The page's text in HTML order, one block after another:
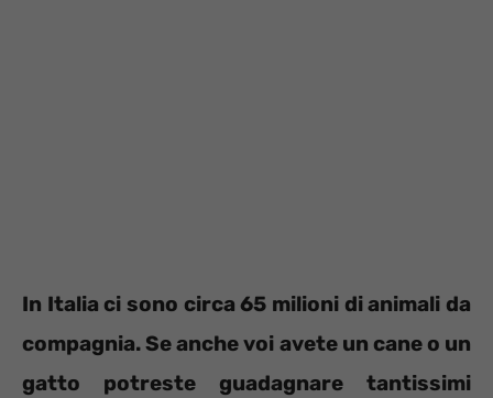
In Italia ci sono circa 65 milioni di animali da
compagnia. Se anche voi avete un cane o un
gatto potreste guadagnare tantissimi